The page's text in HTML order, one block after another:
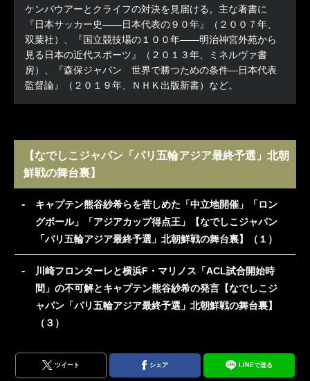
ケンバウアーとクライフの対決を見届ける。主な著書に
『日本サッカー史――日本代表の９０年』（２００７年、
双葉社）、『国立競技場の１００年――明治神宮外苑から
見る日本の近代スポーツ』（２０１３年、ミネルヴァ書
房）、『森保ジャパン 世界で勝つための条件―日本代表
監督論』（２０１９年、ＮＨＫ出版新書）など。
【なでしこジャパン「パリ五輪アジア最終予選」北朝
鮮戦の舞台裏】
キャプテン熊谷紗希らを苦しめた「中立地開催」「ロン
グボール」「アジアカップ得点王」【なでしこジャパン
「パリ五輪アジア最終予選」北朝鮮戦の舞台裏】（１）
川崎フロンターレと横浜F・マリノス「ACL試合開始時
間」の不可解とキャプテン熊谷紗希の発言【なでしこジ
ャパン「パリ五輪アジア最終予選」北朝鮮戦の舞台裏】
（３）
ツイート シェア LINEで送る